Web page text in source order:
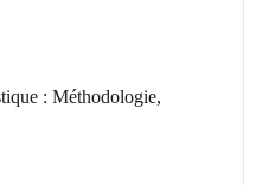
: Méthodologie,